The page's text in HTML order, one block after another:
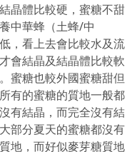
晶體比較硬，蜜糖不甜
中華蜂（土蜂/中
，看上去會比較水及流
會結晶及結晶體比較軟
蜜糖也較外國蜜糖甜但
有的蜜糖的質地一般都
有結晶，而完全沒有結
部分夏天的蜜糖都沒有
地，而好似麥芽糖質地